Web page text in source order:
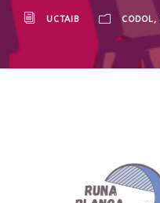
UCTAIB CODOL,